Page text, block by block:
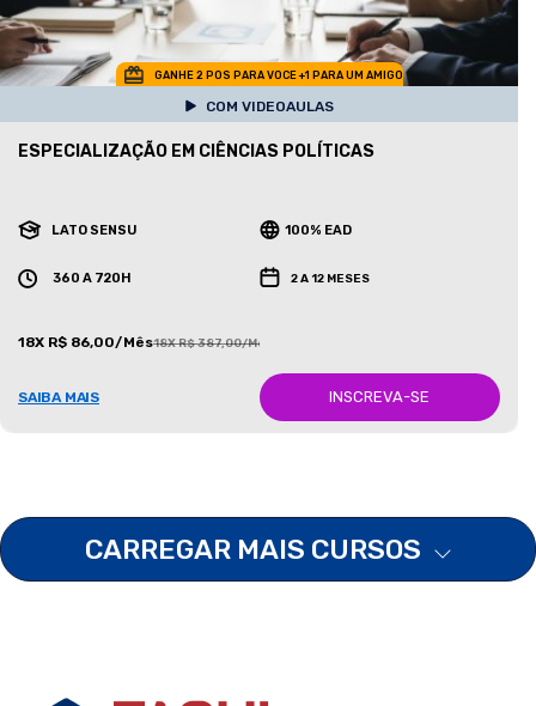
GANHE 2 POS PARA VOCE +1 PARA UM AMIGO
COM VIDEOAULAS
ESPECIALIZAÇÃO EM CIÊNCIAS POLÍTICAS
LATO SENSU 100% EAD
360 A 720H 2 A 12 MESES
18X R$ 86,00/Mês18X R$ 387,00/Mês
SAIBA MAIS INSCREVA-SE
CARREGAR MAIS CURSOS